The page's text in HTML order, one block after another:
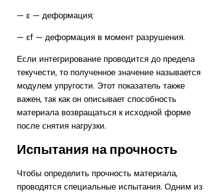
— ε — деформация;
— εf — деформация в момент разрушения.
Если интегрирование проводится до предела
текучести, то полученное значение называется
модулем упругости. Этот показатель также
важен, так как он описывает способность
материала возвращаться к исходной форме
после снятия нагрузки.
Испытания на прочность
Чтобы определить прочность материала,
проводятся специальные испытания. Одним из